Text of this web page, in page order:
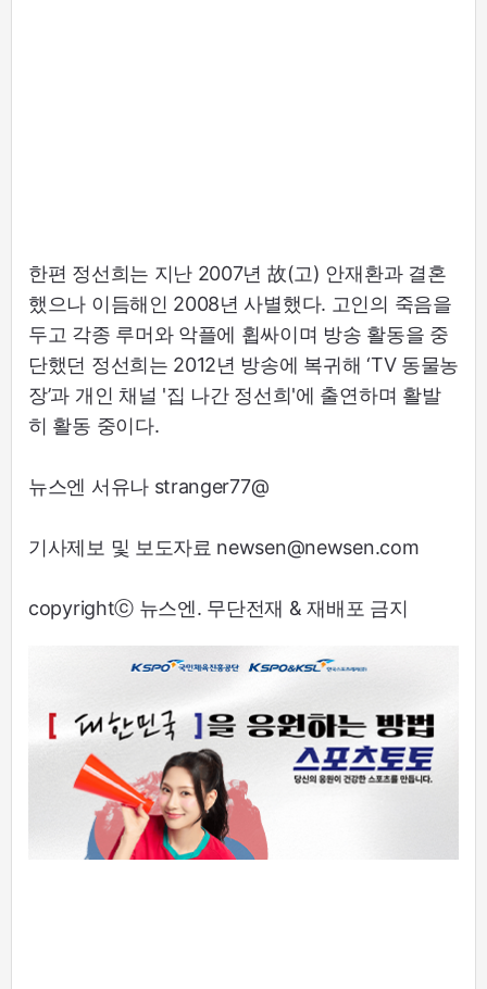
한편 정선희는 지난 2007년 故(고) 안재환과 결혼
했으나 이듬해인 2008년 사별했다. 고인의 죽음을
두고 각종 루머와 악플에 휩싸이며 방송 활동을 중
단했던 정선희는 2012년 방송에 복귀해 ‘TV 동물농
장’과 개인 채널 '집 나간 정선희'에 출연하며 활발
히 활동 중이다.
뉴스엔 서유나 stranger77@
기사제보 및 보도자료 newsen@newsen.com
copyrightⓒ 뉴스엔. 무단전재 & 재배포 금지